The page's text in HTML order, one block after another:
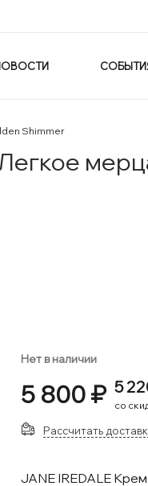
Shimmer
Нет в наличии
5 800 ₽ 5
со
Рассчитать
JANE IREDALE